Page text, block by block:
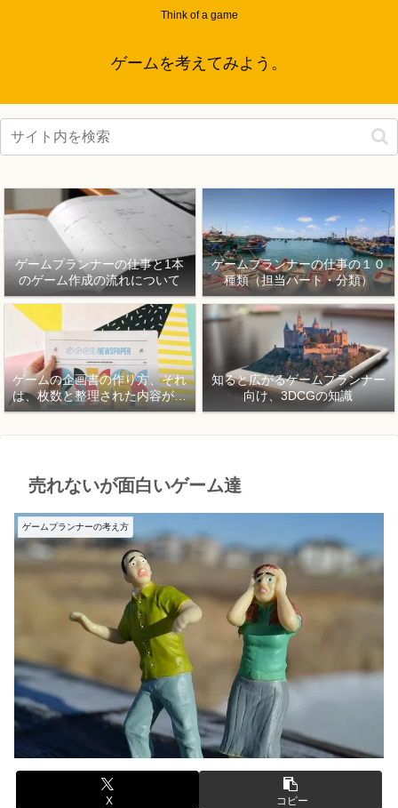
Think of a game
ゲームを考えてみよう。
ゲームプランナーの仕事と1本
のゲーム作成の流れについて
ゲームプランナーの仕事の１０
種類（担当パート・分類）
ゲームの企画書の作り方、それ
は、枚数と整理された内容が重
要！
知ると広がるゲームプランナー
向け、3DCGの知識
売れないが面白いゲーム達
ゲームプランナーの考え方
X コピー